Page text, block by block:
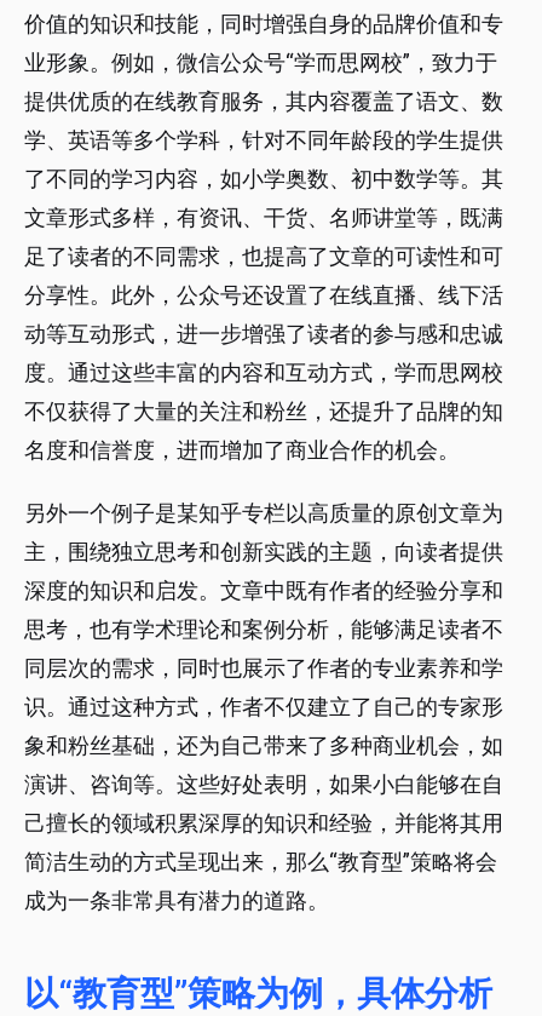
价值的知识和技能，同时增强自身的品牌价值和专
业形象。例如，微信公众号“学而思网校”，致力于
提供优质的在线教育服务，其内容覆盖了语文、数
学、英语等多个学科，针对不同年龄段的学生提供
了不同的学习内容，如小学奥数、初中数学等。其
文章形式多样，有资讯、干货、名师讲堂等，既满
足了读者的不同需求，也提高了文章的可读性和可
分享性。此外，公众号还设置了在线直播、线下活
动等互动形式，进一步增强了读者的参与感和忠诚
度。通过这些丰富的内容和互动方式，学而思网校
不仅获得了大量的关注和粉丝，还提升了品牌的知
名度和信誉度，进而增加了商业合作的机会。
另外一个例子是某知乎专栏以高质量的原创文章为
主，围绕独立思考和创新实践的主题，向读者提供
深度的知识和启发。文章中既有作者的经验分享和
思考，也有学术理论和案例分析，能够满足读者不
同层次的需求，同时也展示了作者的专业素养和学
识。通过这种方式，作者不仅建立了自己的专家形
象和粉丝基础，还为自己带来了多种商业机会，如
演讲、咨询等。这些好处表明，如果小白能够在自
己擅长的领域积累深厚的知识和经验，并能将其用
简洁生动的方式呈现出来，那么“教育型”策略将会
成为一条非常具有潜力的道路。
以“教育型”策略为例，具体分析